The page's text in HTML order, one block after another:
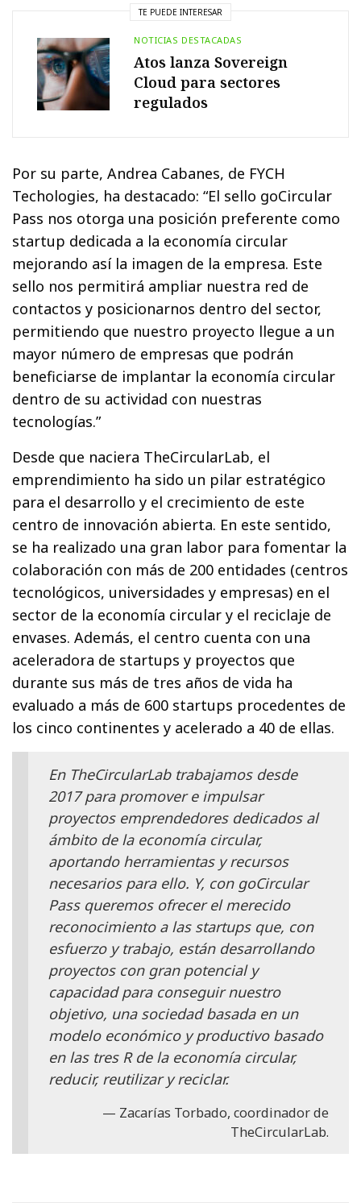
TE PUEDE INTERESAR
NOTICIAS DESTACADAS
Atos lanza Sovereign
Cloud para sectores
regulados
Por su parte, Andrea Cabanes, de FYCH
Techologies, ha destacado: “El sello goCircular
Pass nos otorga una posición preferente como
startup dedicada a la economía circular
mejorando así la imagen de la empresa. Este
sello nos permitirá ampliar nuestra red de
contactos y posicionarnos dentro del sector,
permitiendo que nuestro proyecto llegue a un
mayor número de empresas que podrán
beneficiarse de implantar la economía circular
dentro de su actividad con nuestras
tecnologías.”
Desde que naciera TheCircularLab, el
emprendimiento ha sido un pilar estratégico
para el desarrollo y el crecimiento de este
centro de innovación abierta. En este sentido,
se ha realizado una gran labor para fomentar la
colaboración con más de 200 entidades (centros
tecnológicos, universidades y empresas) en el
sector de la economía circular y el reciclaje de
envases. Además, el centro cuenta con una
aceleradora de startups y proyectos que
durante sus más de tres años de vida ha
evaluado a más de 600 startups procedentes de
los cinco continentes y acelerado a 40 de ellas.
En TheCircularLab trabajamos desde
2017 para promover e impulsar
proyectos emprendedores dedicados al
ámbito de la economía circular,
aportando herramientas y recursos
necesarios para ello. Y, con goCircular
Pass queremos ofrecer el merecido
reconocimiento a las startups que, con
esfuerzo y trabajo, están desarrollando
proyectos con gran potencial y
capacidad para conseguir nuestro
objetivo, una sociedad basada en un
modelo económico y productivo basado
en las tres R de la economía circular,
reducir, reutilizar y reciclar.
Zacarías Torbado, coordinador de
TheCircularLab.